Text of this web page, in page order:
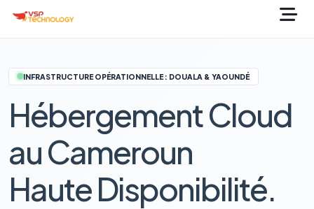
INFRASTRUCTURE OPÉRATIONNELLE : DOUALA & YAOUNDÉ
Hébergement Cloud
au Cameroun
Haute Disponibilité.